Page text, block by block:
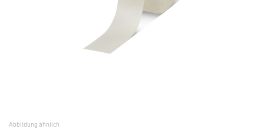
Abbildung ähnlich